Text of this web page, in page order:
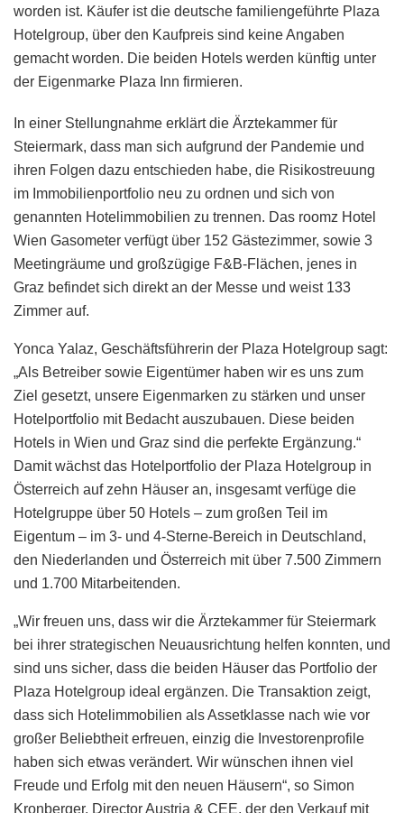
worden ist. Käufer ist die deutsche familiengeführte Plaza
Hotelgroup, über den Kaufpreis sind keine Angaben
gemacht worden. Die beiden Hotels werden künftig unter
der Eigenmarke Plaza Inn firmieren.
In einer Stellungnahme erklärt die Ärztekammer für
Steiermark, dass man sich aufgrund der Pandemie und
ihren Folgen dazu entschieden habe, die Risikostreuung
im Immobilienportfolio neu zu ordnen und sich von
genannten Hotelimmobilien zu trennen. Das roomz Hotel
Wien Gasometer verfügt über 152 Gästezimmer, sowie 3
Meetingräume und großzügige F&B-Flächen, jenes in
Graz befindet sich direkt an der Messe und weist 133
Zimmer auf.
Yonca Yalaz, Geschäftsführerin der Plaza Hotelgroup sagt:
„Als Betreiber sowie Eigentümer haben wir es uns zum
Ziel gesetzt, unsere Eigenmarken zu stärken und unser
Hotelportfolio mit Bedacht auszubauen. Diese beiden
Hotels in Wien und Graz sind die perfekte Ergänzung.“
Damit wächst das Hotelportfolio der Plaza Hotelgroup in
Österreich auf zehn Häuser an, insgesamt verfüge die
Hotelgruppe über 50 Hotels – zum großen Teil im
Eigentum – im 3- und 4-Sterne-Bereich in Deutschland,
den Niederlanden und Österreich mit über 7.500 Zimmern
und 1.700 Mitarbeitenden.
„Wir freuen uns, dass wir die Ärztekammer für Steiermark
bei ihrer strategischen Neuausrichtung helfen konnten, und
sind uns sicher, dass die beiden Häuser das Portfolio der
Plaza Hotelgroup ideal ergänzen. Die Transaktion zeigt,
dass sich Hotelimmobilien als Assetklasse nach wie vor
großer Beliebtheit erfreuen, einzig die Investorenprofile
haben sich etwas verändert. Wir wünschen ihnen viel
Freude und Erfolg mit den neuen Häusern“, so Simon
Kronberger, Director Austria & CEE, der den Verkauf mit